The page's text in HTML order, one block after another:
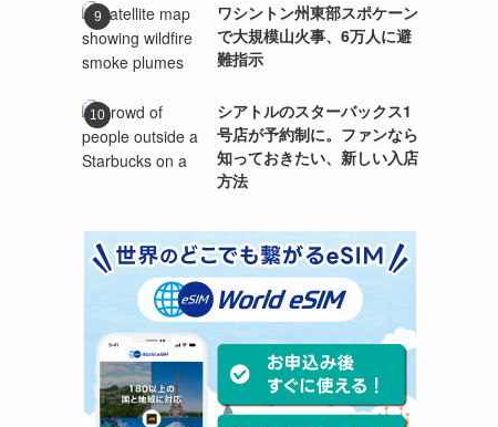
ワシントン州東部スポケーン
で大規模山火事、6万人に避
難指示
シアトルのスターバックス1
号店が予約制に。ファンなら
知っておきたい、新しい入店
方法